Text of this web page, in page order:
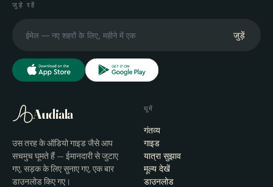
जुड़े रहें
जुड़ें
Audiala
उस तरह के ऑडियो गाइड जैसे आप
सचमुच घूमते हैं — ईमानदारी से जुटाए
गए, सड़क के लिए सुनाए गए, एक बार
डाउनलोड किए गए।
घूमें
गंतव्य
गाइड
यात्रा सुझाव
मूल्य देखें
डाउनलोड